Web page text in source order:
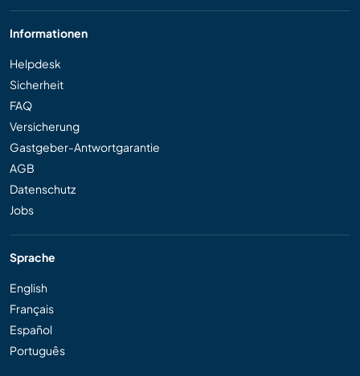
Informationen
Helpdesk
Sicherheit
FAQ
Versicherung
Gastgeber-Antwortgarantie
AGB
Datenschutz
Jobs
Sprache
English
Français
Español
Português